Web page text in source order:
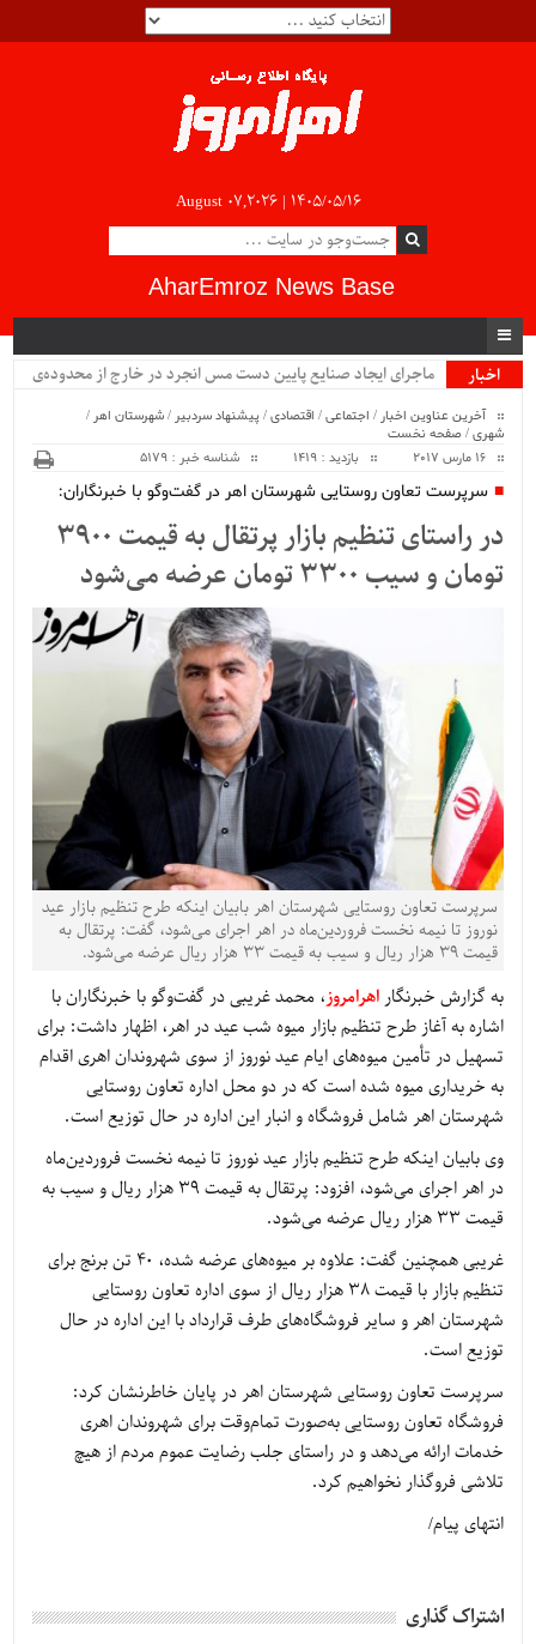
August 07,2026 | ۱۴۰۵/۰۵/۱۶
AharEmroz News Base
اخبار
ماجرای ایجاد صنایع پایین دست مس انجرد در خارج از محدوده‌ی
آخرین عناوین اخبار / اجتماعی/ اقتصادی/پیشنهاد سردبیر /شهرستان اهر /
شهری/صفحه نخست
16 مارس 2017
بازدید : 1419 شناسه خبر : 5179
سرپرست تعاون روستایی شهرستان اهر در گفت‌وگو با خبرنگاران:
در راستای تنظیم بازار پرتقال به قیمت 3900
تومان و سیب 3300 تومان عرضه می‌شود
سرپرست تعاون روستایی شهرستان اهر بابیان اینکه طرح تنظیم بازار عید
نوروز تا نیمه نخست فروردین‌ماه در اهر اجرای می‌شود، گفت: پرتقال به
قیمت ۳۹ هزار ریال و سیب به قیمت ۳۳ هزار ریال عرضه می‌شود.
به گزارش خبرنگاراهرامروز، محمد غریبی در گفت‌وگو با خبرنگاران با
اشاره به آغاز طرح تنظیم بازار میوه شب عید در اهر، اظهار داشت: برای
تسهیل در تأمین میوه‌های ایام عید نوروز از سوی شهروندان اهری اقدام
به خریداری میوه شده است که در دو محل اداره تعاون روستایی
شهرستان اهر شامل فروشگاه و انبار این اداره در حال توزیع است.
وی بابیان اینکه طرح تنظیم بازار عید نوروز تا نیمه نخست فروردین‌ماه
در اهر اجرای می‌شود، افزود: پرتقال به قیمت ۳۹ هزار ریال و سیب به
قیمت ۳۳ هزار ریال عرضه می‌شود.
غریبی همچنین گفت: علاوه بر میوه‌های عرضه شده، 40 تن برنج برای
تنظیم بازار با قیمت ۳۸ هزار ریال از سوی اداره تعاون روستایی
شهرستان اهر و سایر فروشگاه‌های طرف قرارداد با این اداره در حال
توزیع است.
سرپرست تعاون روستایی شهرستان اهر در پایان خاطرنشان کرد:
فروشگاه تعاون روستایی به‌صورت تمام‌وقت برای شهروندان اهری
خدمات ارائه می‌دهد و در راستای جلب رضایت عموم مردم از هیچ
تلاشی فروگذار نخواهیم کرد.
انتهای پیام/
اشتراک گذاری